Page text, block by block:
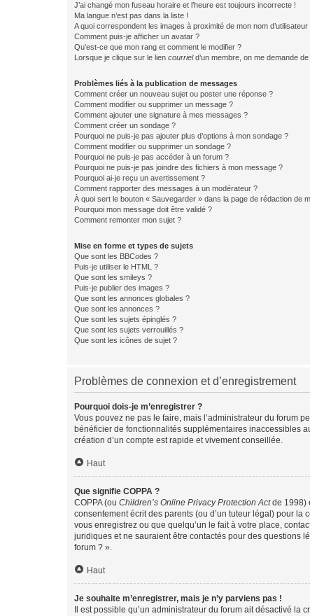
J’ai changé mon fuseau horaire et l’heure est toujours incorrecte !
Ma langue n’est pas dans la liste !
A quoi correspondent les images à proximité de mon nom d’utilisateur
Comment puis-je afficher un avatar ?
Qu’est-ce que mon rang et comment le modifier ?
Lorsque je clique sur le lien courrield’un membre, on me demande
Problèmes liés à la publication de messages
Comment créer un nouveau sujet ou poster une réponse ?
Comment modifier ou supprimer un message ?
Comment ajouter une signature à mes messages ?
Comment créer un sondage ?
Pourquoi ne puis-je pas ajouter plus d’options à mon sondage ?
Comment modifier ou supprimer un sondage ?
Pourquoi ne puis-je pas accéder à un forum ?
Pourquoi ne puis-je pas joindre des fichiers à mon message ?
Pourquoi ai-je reçu un avertissement ?
Comment rapporter des messages à un modérateur ?
À quoi sert le bouton « Sauvegarder » dans la page de rédaction de
Pourquoi mon message doit être validé ?
Comment remonter mon sujet ?
Mise en forme et types de sujets
Que sont les BBCodes ?
Puis-je utiliser le HTML ?
Que sont les smileys ?
Puis-je publier des images ?
Que sont les annonces globales ?
Que sont les annonces ?
Que sont les sujets épinglés ?
Que sont les sujets verrouillés ?
Que sont les icônes de sujet ?
Problèmes de connexion et d’enregistrement
Pourquoi dois-je m’enregistrer ?
Vous pouvez ne pas le faire, mais l’administrateur du forum
bénéficier de fonctionnalités supplémentaires inaccessibles
création d’un compte est rapide et vivement conseillée.
Haut
Que signifie COPPA ?
COPPA (ou Children’s Online Privacy Protection Actde 1998)
consentement écrit des parents (ou d’un tuteur légal) pour la
vous enregistrez ou que quelqu’un le fait à votre place,
juridiques et ne sauraient être contactés pour des questions
forum ? ».
Haut
Je souhaite m’enregistrer, mais je n’y parviens pas !
Il est possible qu’un administrateur du forum ait désactivé